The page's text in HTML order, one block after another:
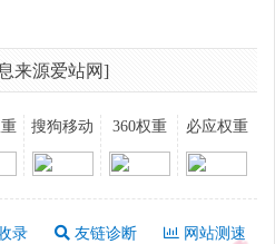
来源爱站网]
搜狗移动 360权重 必应权重
录 友链诊断 网站测速